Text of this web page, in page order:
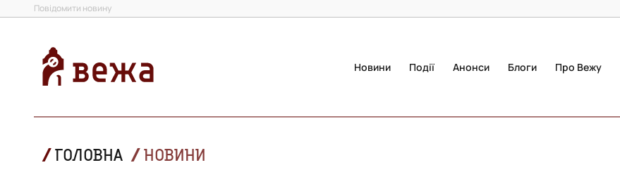
Повідомити новину
Новини Події Анонси Блоги Про Вежу
ГОЛОВНА НОВИНИ